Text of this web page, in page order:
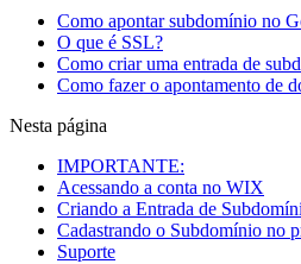
Como apontar subdomínio no
O que é SSL?
Como criar uma entrada de
Como fazer o apontamento de
Nesta página
IMPORTANTE:
Acessando a conta no WIX
Criando a Entrada de
Cadastrando o Subdomínio no
Suporte